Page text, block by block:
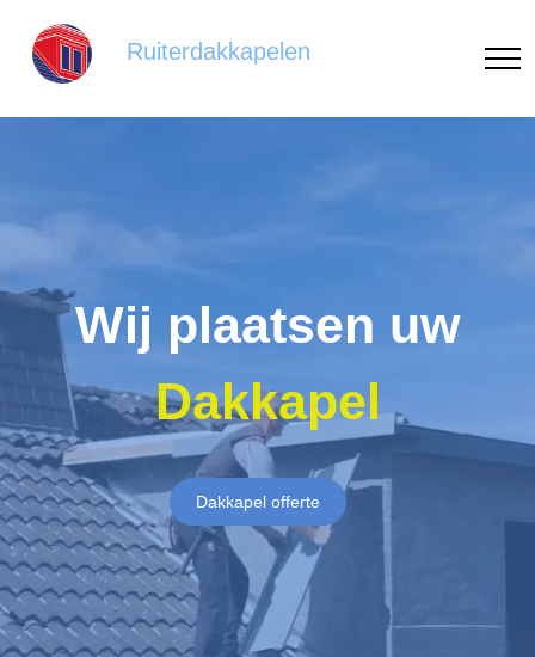
Ruiterdakkapelen
Wij plaatsen uw
Dakkapel
Dakkapel offerte